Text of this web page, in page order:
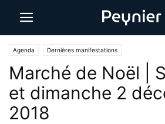
Agenda Dernières manifestations
Marché de Noël |
et dimanche 2
2018